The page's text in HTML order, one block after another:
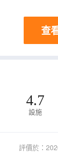
查
4.7
設施
評價於：